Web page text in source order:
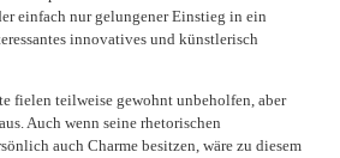
einfach nur gelungener Einstieg in ein
innovatives und künstlerisch
fielen teilweise gewohnt unbeholfen, aber
Auch wenn seine rhetorischen
auch Charme besitzen, wäre zu diesem